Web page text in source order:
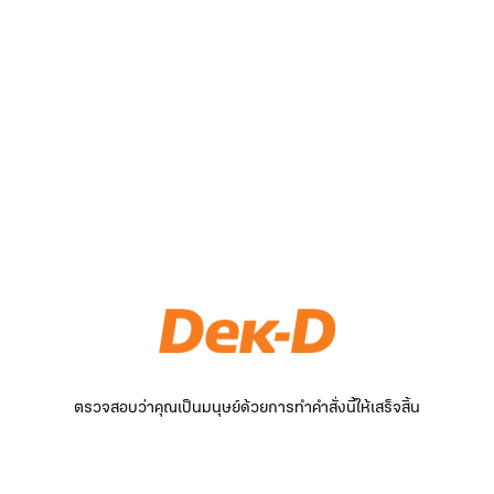
ตรวจสอบว่าคุณเป็นมนุษย์ด้วยการทำคำสั่งนี้ให้เสร็จสิ้น